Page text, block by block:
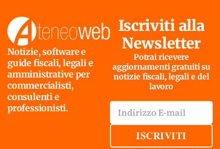
Notizie, software e
guide fiscali, legali e
amministrative per
commercialisti,
consulenti e
professionisti.
Iscriviti alla
Newsletter
Potrai ricevere
aggiornamenti gratuiti su
notizie fiscali, legali e del
lavoro
ISCRIVITI